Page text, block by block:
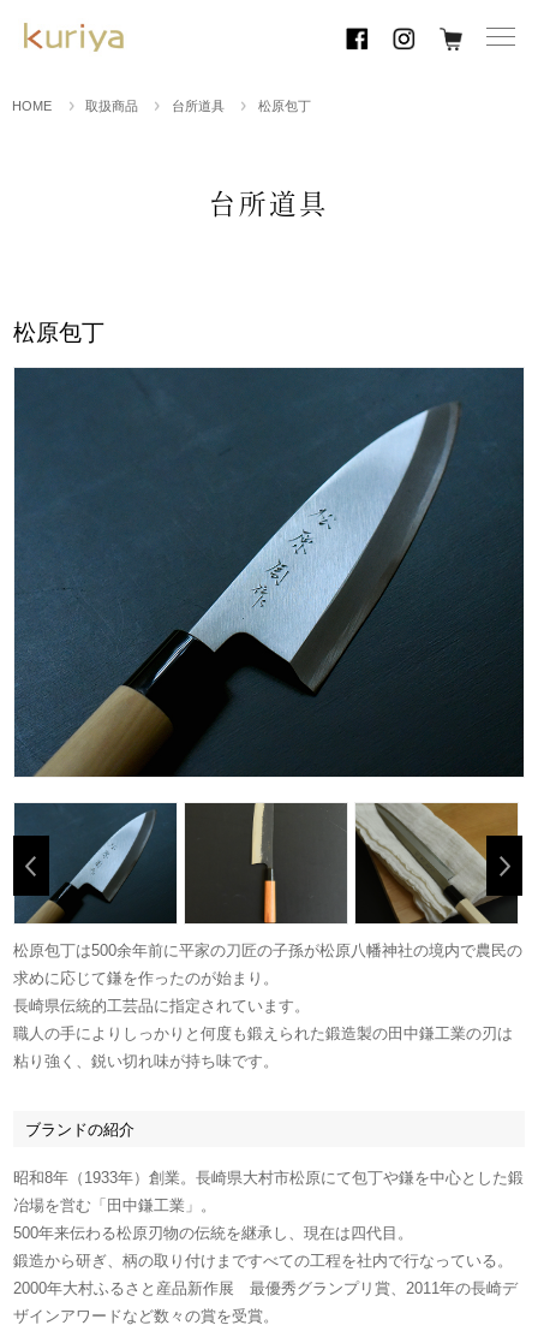
HOME 取扱商品 台所道具 松原包丁
台所道具
松原包丁
松原包丁は500余年前に平家の刀匠の子孫が松原八幡神社の境内で農民の
求めに応じて鎌を作ったのが始まり。
長崎県伝統的工芸品に指定されています。
職人の手によりしっかりと何度も鍛えられた鍛造製の田中鎌工業の刃は
粘り強く、鋭い切れ味が持ち味です。
ブランドの紹介
昭和8年（1933年）創業。長崎県大村市松原にて包丁や鎌を中心とした鍛
冶場を営む「田中鎌工業」。
500年来伝わる松原刃物の伝統を継承し、現在は四代目。
鍛造から研ぎ、柄の取り付けまですべての工程を社内で行なっている。
2000年大村ふるさと産品新作展 最優秀グランプリ賞、2011年の長崎デ
ザインアワードなど数々の賞を受賞。